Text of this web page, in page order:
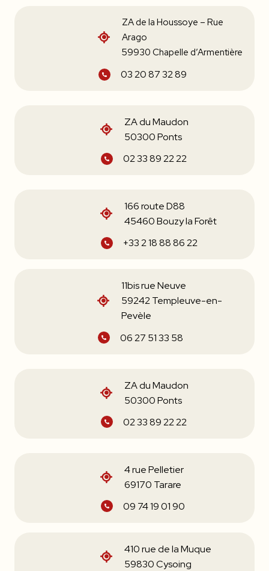
ZA de la Houssoye – Rue
Arago
59930 Chapelle d’Armentière
03 20 87 32 89
ZA du Maudon
50300 Ponts
02 33 89 22 22
166 route D88
45460 Bouzy la Forêt
+33 2 18 88 86 22
11bis rue Neuve
59242 Templeuve-en-
Pevèle
06 27 51 33 58
ZA du Maudon
50300 Ponts
02 33 89 22 22
4 rue Pelletier
69170 Tarare
09 74 19 01 90
410 rue de la Muque
59830 Cysoing